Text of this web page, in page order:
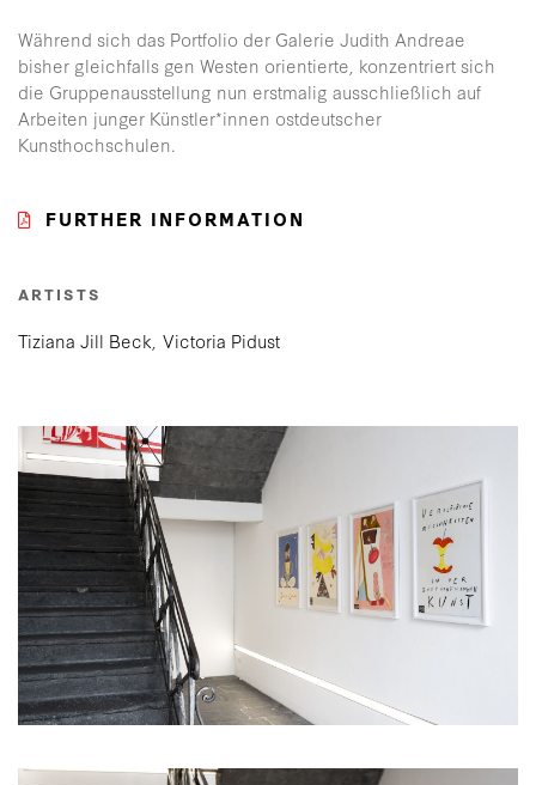
Während sich das Portfolio der Galerie Judith Andreae
bisher gleichfalls gen Westen orientierte, konzentriert sich
die Gruppenausstellung nun erstmalig ausschließlich auf
Arbeiten junger Künstler*innen ostdeutscher
Kunsthochschulen.
FURTHER INFORMATION
ARTISTS
Tiziana Jill Beck Victoria Pidust